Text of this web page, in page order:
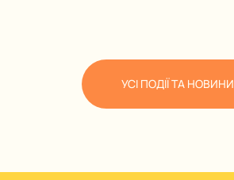
УСІ ПОДІЇ ТА НОВИНИ